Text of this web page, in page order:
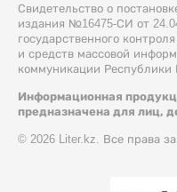
Свидетельство о
издания №16475-СИ от
государственного
и средств массовой
коммуникации Республики
Информационная
предназначена для лиц,
© 2026 Liter.kz. Все права